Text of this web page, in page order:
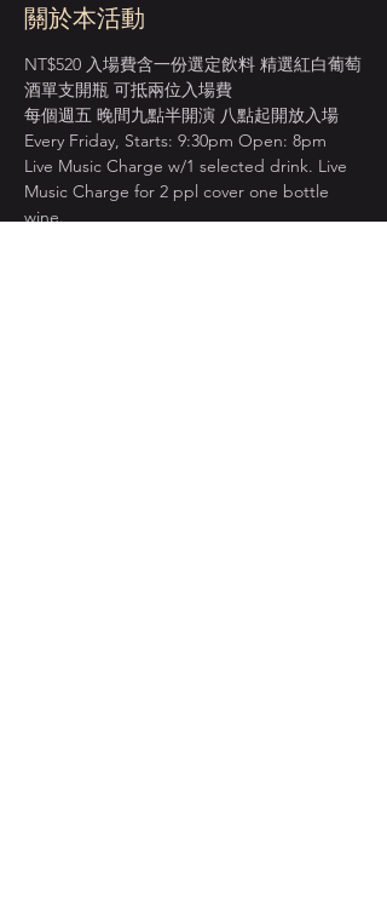
關於本活動
NT$520 入場費含一份選定飲料 精選紅白葡萄
酒單支開瓶 可抵兩位入場費
每個週五 晚間九點半開演 八點起開放入場
Every Friday, Starts: 9:30pm Open: 8pm
Live Music Charge w/1 selected drink. Live
Music Charge for 2 ppl cover one bottle
wine.